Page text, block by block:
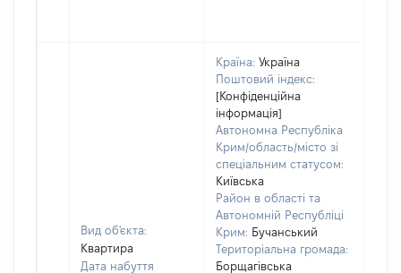
Вид об'єкта:
Квартира
Дата набуття
Країна: Україна
Поштовий індекс:
[Конфіденційна
інформація]
Автономна Республіка
Крим/область/місто зі
спеціальним статусом:
Київська
Район в області та
Автономній Республіці
Крим: Бучанський
Територіальна громада:
Борщагівська